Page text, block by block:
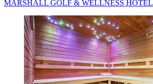
MARSHALL GOLF & WELLNESS HOTEL